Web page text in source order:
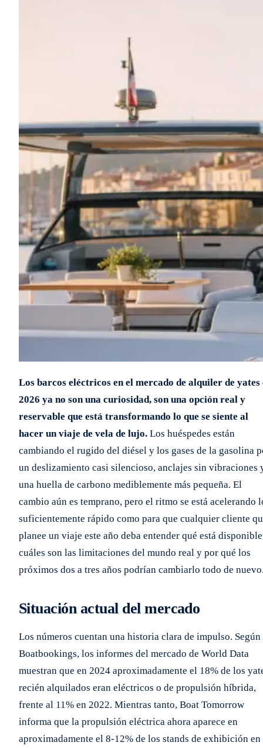
Los barcos eléctricos en el mercado de alquiler de yates
2026 ya no son una curiosidad, son una opción real y
reservable que está transformando lo que se siente al
hacer un viaje de vela de lujo. Los huéspedes están
cambiando el rugido del diésel y los gases de la gasolina
un deslizamiento casi silencioso, anclajes sin vibraciones
una huella de carbono mediblemente más pequeña. El
cambio aún es temprano, pero el ritmo se está acelerando
suficientemente rápido como para que cualquier cliente
planee un viaje este año deba entender qué está
cuáles son las limitaciones del mundo real y por qué los
próximos dos a tres años podrían cambiarlo todo de
Situación actual del mercado
Los números cuentan una historia clara de impulso. Según
Boatbookings, los informes del mercado de World Data
muestran que en 2024 aproximadamente el 18% de los
recién alquilados eran eléctricos o de propulsión híbrida,
frente al 11% en 2022. Mientras tanto, Boat Tomorrow
informa que la propulsión eléctrica ahora aparece en
aproximadamente el 8-12% de los stands de exhibición en